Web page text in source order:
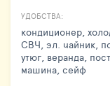
УДОБСТВА:
кондиционер,
СВЧ, эл. чайник,
утюг, веранда,
машина, сейф